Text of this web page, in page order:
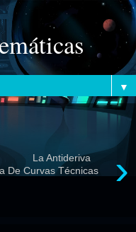
▼
›
La Antideriva
De Curvas Técnicas